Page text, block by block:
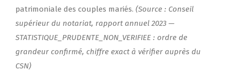
patrimoniale des couples mariés. (Source : Conseil
supérieur du notariat, rapport annuel 2023 —
STATISTIQUE_PRUDENTE_NON_VERIFIEE : ordre de
grandeur confirmé, chiffre exact à vérifier auprès du
CSN)